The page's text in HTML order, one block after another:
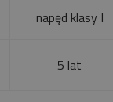
napęd klasy I
5 lat